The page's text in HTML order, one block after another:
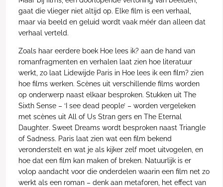
gaat die vlieger niet altijd op. Elke film is een verhaal,
maar via beeld en geluid wordt vaak méér dan alleen dat
verhaal verteld.
Zoals haar eerdere boek Hoe lees ik? aan de hand van
romanfragmenten en verhalen laat zien hoe literatuur
werkt, zo laat Lidewijde Paris in Hoe lees ik een film? zien
hoe films werken. Scènes uit verschillende films worden
op onderwerp naast elkaar besproken. Stukken uit The
Sixth Sense – ‘I see dead people’ – worden vergeleken
met scènes uit All of Us Stran gers en The Eternal
Daughter. Sweet Dreams wordt besproken naast Triangle
of Sadness. Paris laat zien wat een film bekend
veronderstelt en wat je als kijker zelf moet uitvogelen, en
hoe dat een film kan maken of breken. Natuurlijk is er
volop aandacht voor die onderdelen waarin een film net zo
werkt als een roman – denk aan metaforen, het effect van